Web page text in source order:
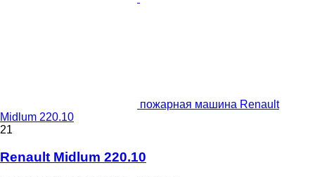
пожарная машина Renault
Midlum 220.10
21
Renault Midlum 220.10